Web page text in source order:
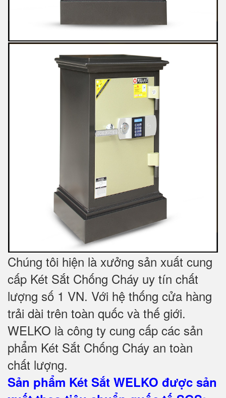
Chúng tôi hiện là xưởng sản xuất cung
cấp Két Sắt Chống Cháy uy tín chất
lượng số 1 VN. Với hệ thống cửa hàng
trải dài trên toàn quốc và thế giới.
WELKO là công ty cung cấp các sản
phẩm Két Sắt Chống Cháy an toàn
chất lượng.
Sản phẩm Két Sắt WELKO được sản